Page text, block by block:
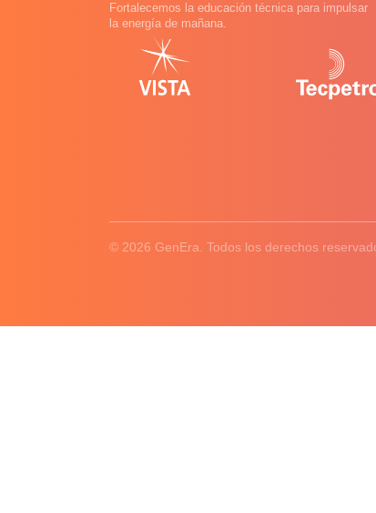
Fortalecemos la educación técnica para impulsar
la energía de mañana.
© 2026 GenEra. Todos los derechos